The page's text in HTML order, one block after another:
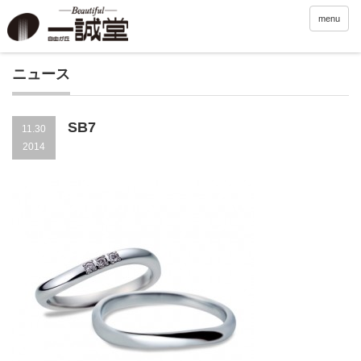
menu
ニュース
11.30
2014
SB7